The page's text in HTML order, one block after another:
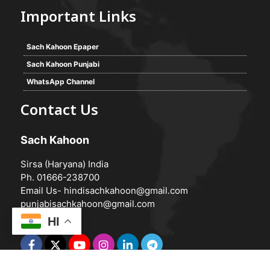
Important Links
Sach Kahoon Epaper
Sach Kahoon Punjabi
WhatsApp Channel
Contact Us
Sach Kahoon
Sirsa (Haryana) India
Ph. 01666-238700
Email Us- hindisachkahoon@gmail.com
punjabisachkahoon@gmail.com
HI